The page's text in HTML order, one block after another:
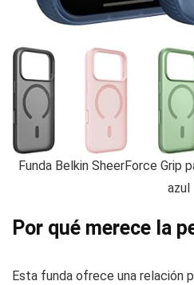
Funda Belkin SheerForce Grip
azul
Por qué merece la
Esta funda ofrece una relación